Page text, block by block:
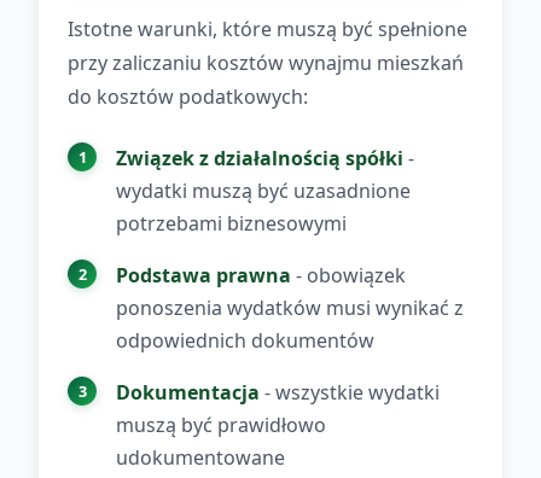
Istotne warunki, które muszą być spełnione
przy zaliczaniu kosztów wynajmu mieszkań
do kosztów podatkowych:
Związek z działalnością spółki -
wydatki muszą być uzasadnione
potrzebami biznesowymi
Podstawa prawna - obowiązek
ponoszenia wydatków musi wynikać z
odpowiednich dokumentów
Dokumentacja - wszystkie wydatki
muszą być prawidłowo
udokumentowane